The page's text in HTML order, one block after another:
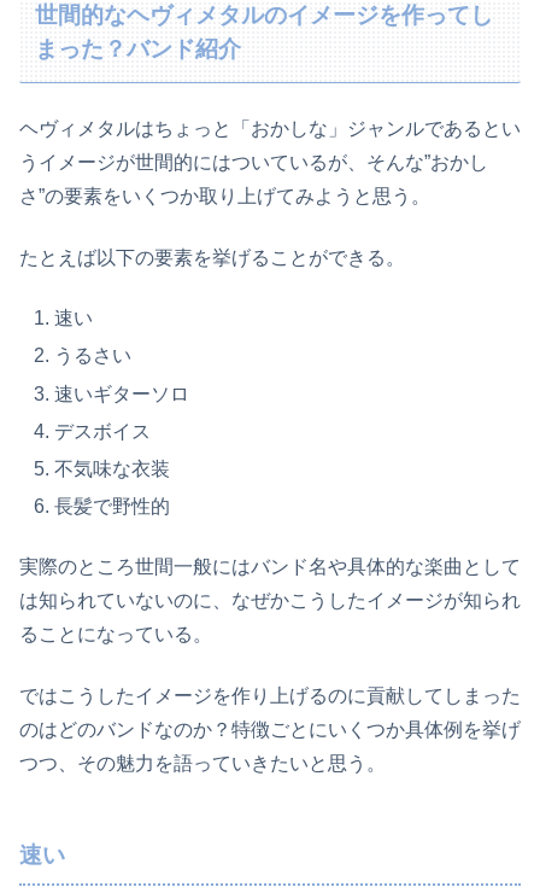
世間的なヘヴィメタルのイメージを作ってし
まった？バンド紹介
ヘヴィメタルはちょっと「おかしな」ジャンルであるとい
うイメージが世間的にはついているが、そんな”おかし
さ”の要素をいくつか取り上げてみようと思う。
たとえば以下の要素を挙げることができる。
速い
うるさい
速いギターソロ
デスボイス
不気味な衣装
長髪で野性的
実際のところ世間一般にはバンド名や具体的な楽曲として
は知られていないのに、なぜかこうしたイメージが知られ
ることになっている。
ではこうしたイメージを作り上げるのに貢献してしまった
のはどのバンドなのか？特徴ごとにいくつか具体例を挙げ
つつ、その魅力を語っていきたいと思う。
速い